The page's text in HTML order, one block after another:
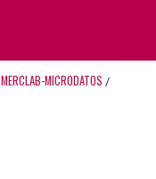
MERCLAB-MICRODATOS /